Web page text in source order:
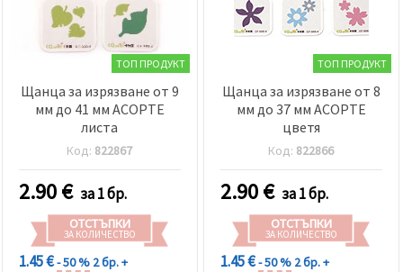
ТОП ПРОДУКТ
Щанца за изрязване от 9
мм до 41 мм АСОРТЕ
листа
Код: 822867
2.90€ за 1 бр.
ОТСТЪПКИ
ЗА КОЛИЧЕСТВО
1.45 €- 50 % 2 бр. +
ТОП ПРОДУКТ
Щанца за изрязване от 8
мм до 37 мм АСОРТЕ
цветя
Код: 822866
2.90€ за 1 бр.
ОТСТЪПКИ
ЗА КОЛИЧЕСТВО
1.45 €- 50 % 2 бр. +